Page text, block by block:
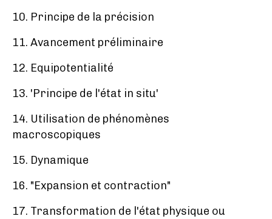
10. Principe de la précision
11. Avancement préliminaire
12. Equipotentialité
13. 'Principe de l'état in situ'
14. Utilisation de phénomènes
macroscopiques
15. Dynamique
16. "Expansion et contraction"
17. Transformation de l'état physique ou